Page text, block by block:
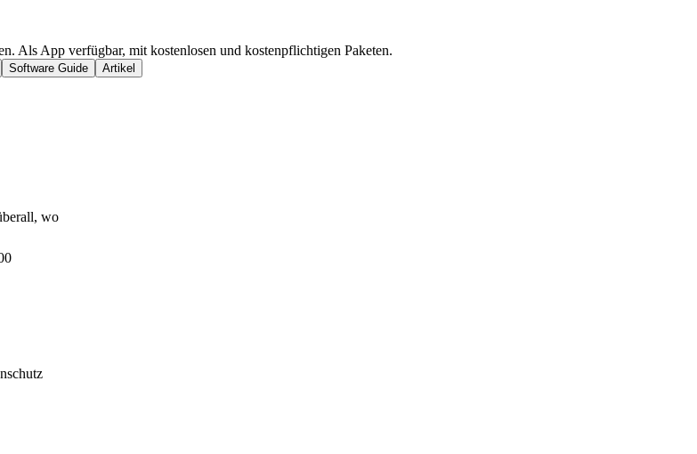
Als App verfügbar, mit kostenlosen und kostenpflichtigen Paketen.
Software Guide Artikel
wo